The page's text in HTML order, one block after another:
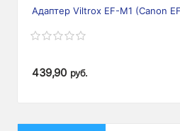
Адаптер Viltrox EF-M1 (Canon
439,90 руб.